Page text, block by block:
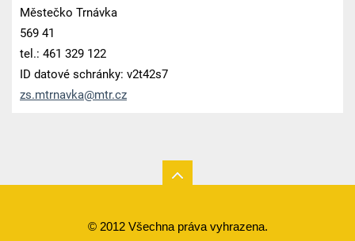
Městečko Trnávka
569 41
tel.: 461 329 122
ID datové schránky: v2t42s7
zs.mtrnavka@mtr.cz
© 2012 Všechna práva vyhrazena.